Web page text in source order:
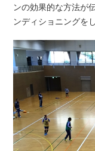
ンの効果的な方法が
ンディショニングを